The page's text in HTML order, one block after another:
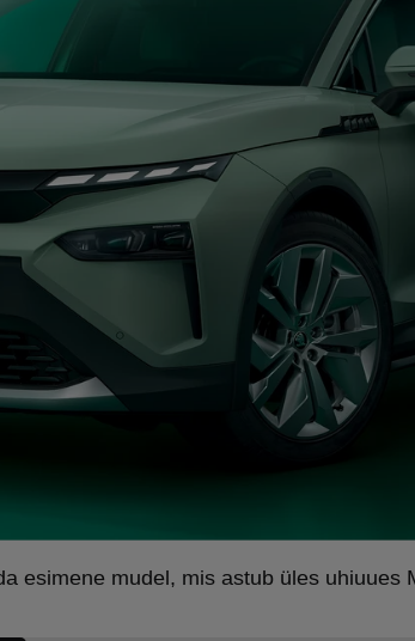
esimene mudel, mis astub üles uhiuues